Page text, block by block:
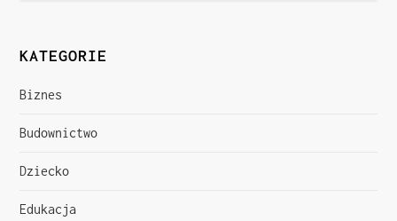
i
g
a
c
j
KATEGORIE
Biznes
Budownictwo
Dziecko
Edukacja